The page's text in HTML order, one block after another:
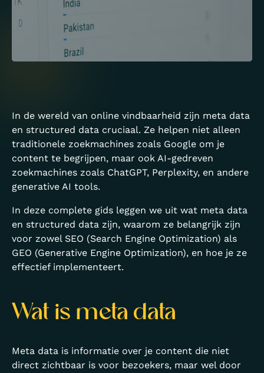
In de wereld van online vindbaarheid zijn meta data
en structured data cruciaal. Ze helpen niet alleen
traditionele zoekmachines zoals Google om je
content te begrijpen, maar ook AI-gedreven
zoekmachines zoals ChatGPT, Perplexity, en andere
generative AI tools.
In deze complete gids leggen we uit wat meta data
en structured data zijn, waarom ze belangrijk zijn
voor zowel SEO (Search Engine Optimization) als
GEO (Generative Engine Optimization), en hoe je ze
effectief implementeert.
Wat is meta data
Meta data is informatie over je content die niet
direct zichtbaar is voor bezoekers, maar wel door